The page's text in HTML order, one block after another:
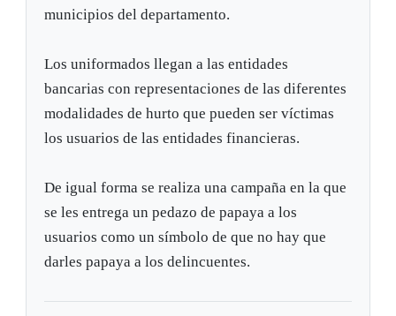
municipios del departamento.
Los uniformados llegan a las entidades
bancarias con representaciones de las diferentes
modalidades de hurto que pueden ser víctimas
los usuarios de las entidades financieras.
De igual forma se realiza una campaña en la que
se les entrega un pedazo de papaya a los
usuarios como un símbolo de que no hay que
darles papaya a los delincuentes.